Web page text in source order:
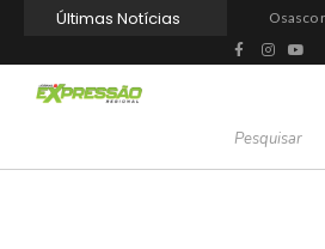
Últimas Notícias